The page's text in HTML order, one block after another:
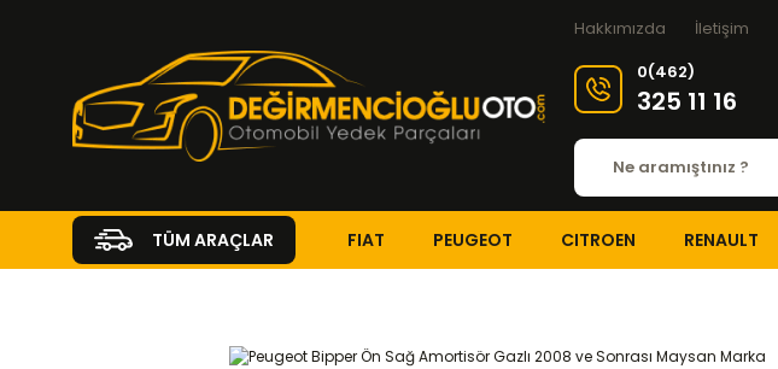
Hakkımızda İletişim
0(462)
325 11 16
TÜM ARAÇLAR FIAT PEUGEOT CITROEN RENAULT